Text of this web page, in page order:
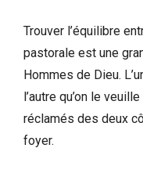
Trouver l’équilibre
pastorale est une
Hommes de Dieu.
l’autre qu’on le
réclamés des deux
foyer.